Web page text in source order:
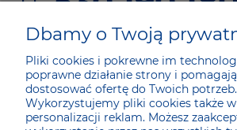
sklep@he24.pl
JAK KUPOWAĆ
Dbamy o Twoją
Pliki cookies i pokrewne im
poprawne działanie strony i
dostosować ofertę do Twoich potrzeb.
Wykorzystujemy pliki cookies także
personalizacji reklam. Możesz